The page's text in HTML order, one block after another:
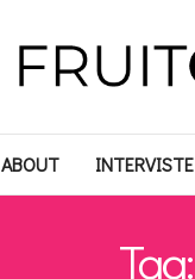
ABOUT INTERVISTE
Tag: